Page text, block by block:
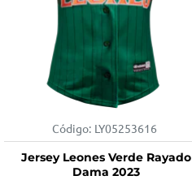
Código: LY05253616
Jersey Leones Verde Rayado
Dama 2023